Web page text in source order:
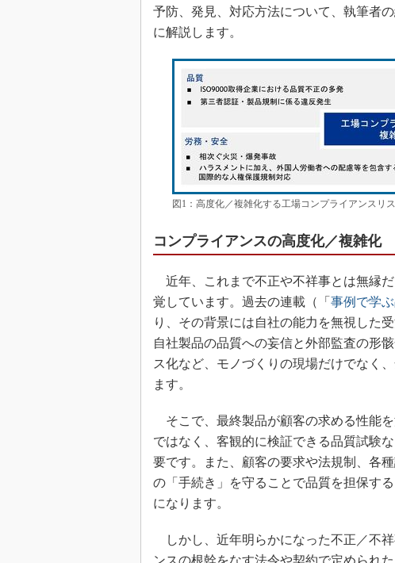
予防、発見、対応方法について、執筆者
に解説します。
図1：高度化／複雑化する工場コンプライアンスリ
コンプライアンスの高度化／複雑化
近年、これまで不正や不祥事とは無縁
覚しています。過去の連載（「 事例で学
り、その背景には自社の能力を無視した
自社製品の品質への妄信と外部監査の形
ス化など、モノづくりの現場だけでなく
ます。
そこで、最終製品が顧客の求める性能
ではなく、客観的に検証できる品質試験
要です。また、顧客の要求や法規制、各
の「手続き」を守ることで品質を担保する
になります。
しかし、近年明らかになった不正／不
ンスの根幹をなす法令や契約で定められ